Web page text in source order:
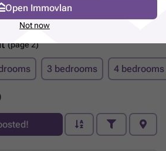
(page 2)
3 bedrooms 4 bedrooms
Open Immovlan
Not now